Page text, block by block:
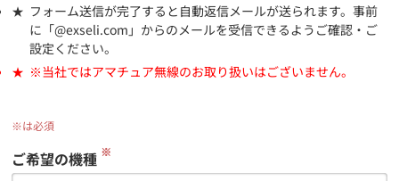
フォーム送信が完了すると自動返信メールが送られます。事前
に「@exseli.com」からのメールを受信できるようご確認・ご
設定ください。
※当社ではアマチュア無線のお取り扱いはございません。
※は必須
ご希望の機種 ※